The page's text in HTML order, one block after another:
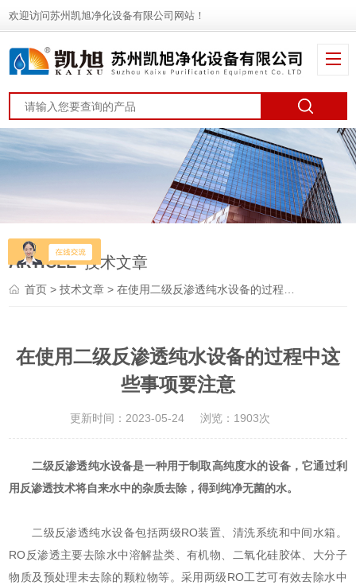
欢迎访问苏州凯旭净化设备有限公司网站！
ARTICLE 技术文章
首页 >技术文章 > 在使用二级反渗透纯水设备的过程中这些事项要注意
在使用二级反渗透纯水设备的过程中这
些事项要注意
更新时间：2023-05-24 浏览：1903次
二级反渗透纯水设备是一种用于制取高纯度水的设备，它通过利
用反渗透技术将自来水中的杂质去除，得到纯净无菌的水。
二级反渗透纯水设备包括两级RO装置、清洗系统和中间水箱。
RO反渗透主要去除水中溶解盐类、有机物、二氧化硅胶体、大分子
物质及预处理未去除的颗粒物等。采用两级RO工艺可有效去除水中